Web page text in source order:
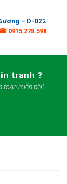
– D-022
☎ 0915.278.598
tranh ?
toàn miễn phí!